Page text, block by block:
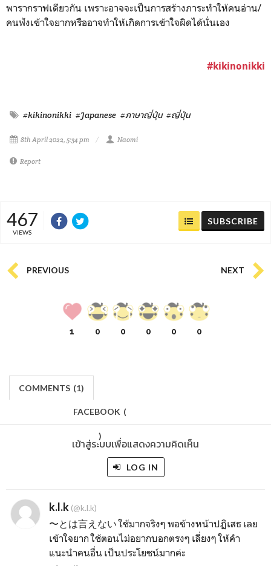
พารากราฟเดียวกัน เพราะอาจจะเป็นการสร้างภาระทำให้คนอ่าน/
คนฟังเข้าใจยากหรืออาจทำให้เกิดการเข้าใจผิดได้นั่นเอง
#kikinonikki
#kikinonikki #Japanese #ภาษาญี่ปุ่น #ญี่ปุ่น
8th April 2022, 5:34 pm Naomi
Report
467
VIEWS
SUBSCRIBE
PREVIOUS NEXT
1 0 0 0 0 0
COMMENTS (1)
FACEBOOK (
)
เข้าสู่ระบบเพื่อแสดงความคิดเห็น
LOG IN
k.l.k (@k.l.k)
〜とは言えない ใช้มากจริงๆ พอข้างหน้าปฏิเสธ เลย
เข้าใจยาก ใช้ตอนไม่อยากบอกตรงๆ เลี่ยงๆ ให้คำ
แนะนำคนอื่น เป็นประโยชน์มากค่ะ